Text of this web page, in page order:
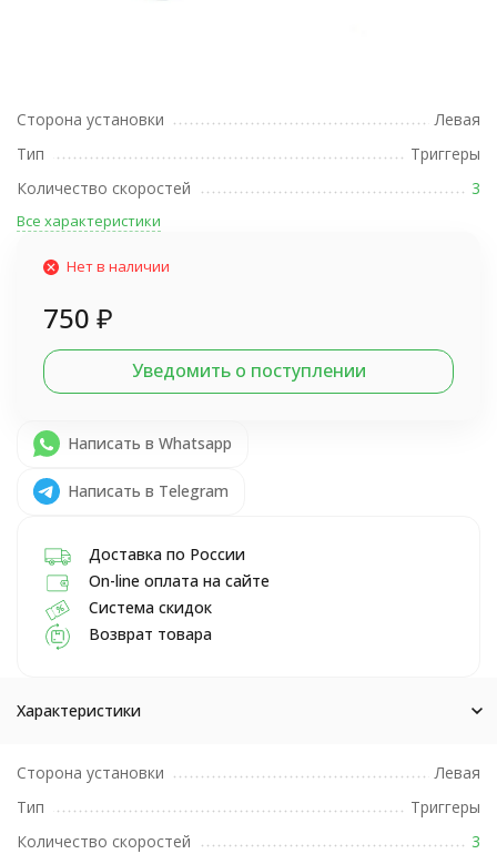
Сторона установки
Левая
Тип
Триггеры
Количество скоростей
3
Все характеристики
Нет в наличии
750 ₽
Уведомить о поступлении
Написать в Whatsapp
Написать в Telegram
Доставка по России
On-line оплата на сайте
Система скидок
Возврат товара
Характеристики
Сторона установки
Левая
Тип
Триггеры
Количество скоростей
3